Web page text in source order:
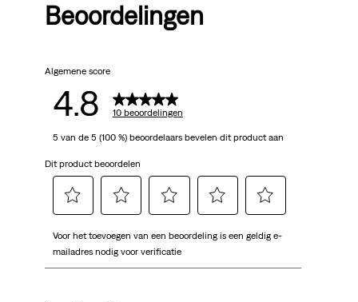
Beoordelingen
Algemene score
4.8 10 beoordelingen
5 van de 5 (100 %) beoordelaars bevelen dit product aan
Dit product beoordelen
om
het
om
het
om
het
om
om
Voor het toevoegen van een beoordeling is een geldig e-
mailadres nodig voor verificatie